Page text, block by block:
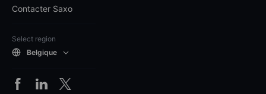
Contacter Saxo
Select region
Belgique